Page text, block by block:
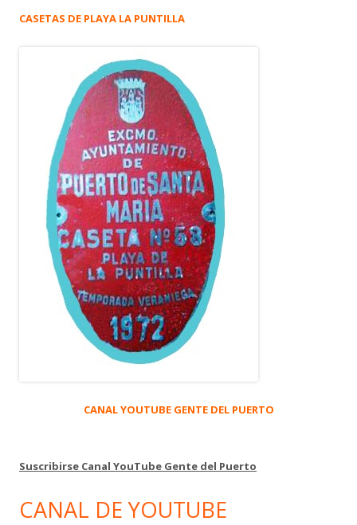
CASETAS DE PLAYA LA PUNTILLA
CANAL YOUTUBE GENTE DEL PUERTO
Suscribirse Canal YouTube Gente del Puerto
CANAL DE YOUTUBE